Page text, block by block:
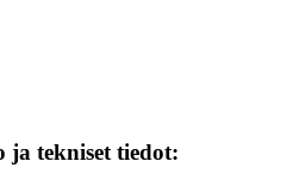
ja tekniset tiedot: